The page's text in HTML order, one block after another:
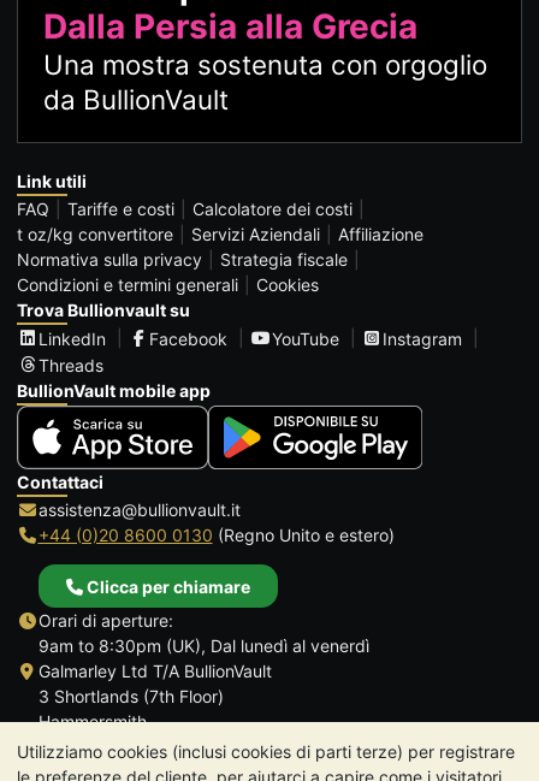
Utilizziamo cookies (inclusi cookies di parti terze) per registrare
le preferenze del cliente, per aiutarci a capire come i visitatori
Dalla Persia alla Grecia
Una mostra sostenuta con orgoglio
da BullionVault
Link utili
FAQ
Tariffe e costi
Calcolatore dei costi
t oz/kg convertitore
Servizi Aziendali
Affiliazione
Normativa sulla privacy
Strategia fiscale
Condizioni e termini generali
Cookies
Trova Bullionvault su
LinkedIn
Facebook YouTube
Instagram
Threads
BullionVault mobile app
Contattaci
assistenza@bullionvault.it
+44 (0)20 8600 0130 (Regno Unito e estero)
Clicca per chiamare
Orari di aperture:
9am to 8:30pm (UK), Dal lunedì al venerdì
Galmarley Ltd T/A BullionVault
3 Shortlands (7th Floor)
Hammersmith
Londra
W6 8DA